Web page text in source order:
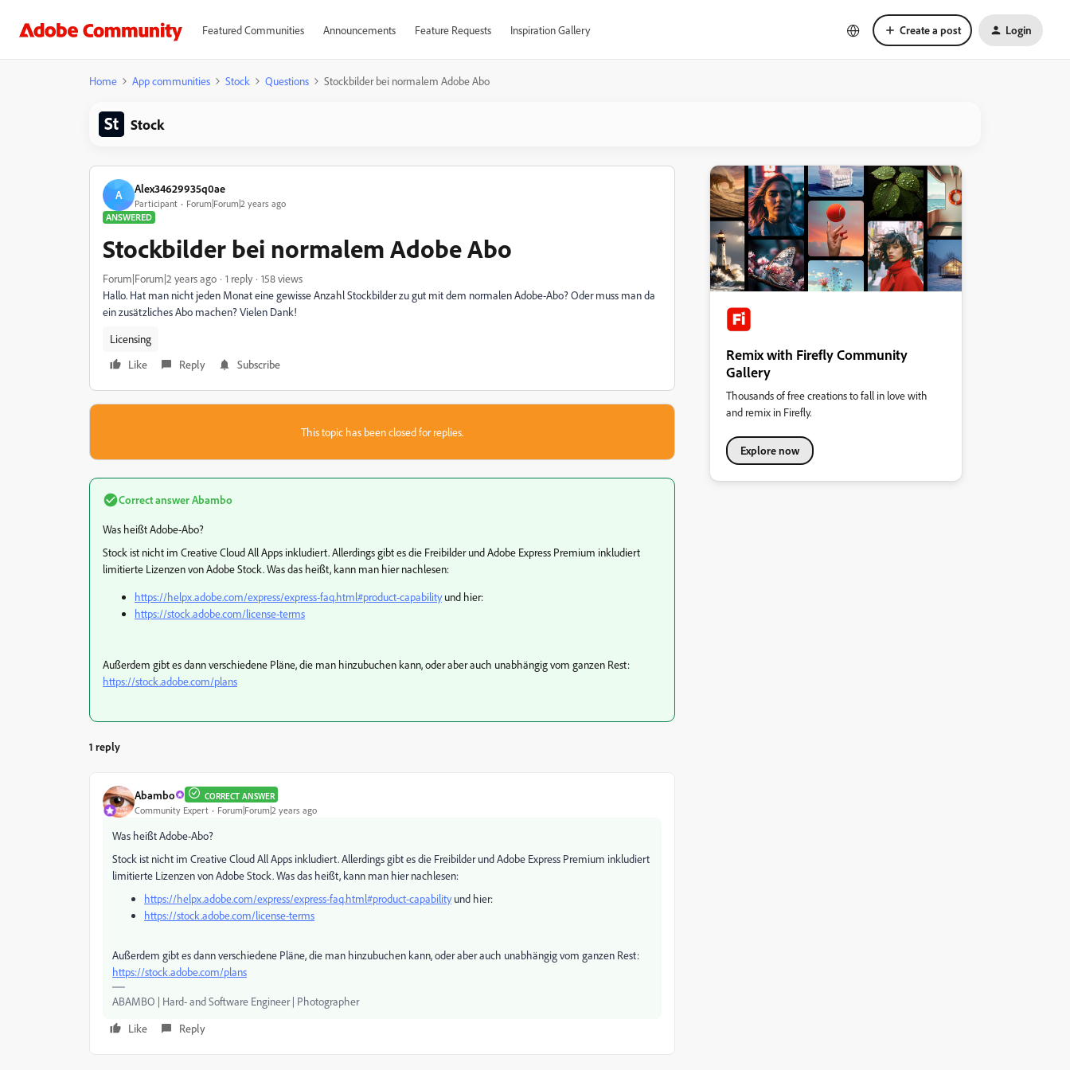
Featured Communities Announcements Feature Requests Inspiration Gallery Create a post Login
Home App communities Stock Questions Stockbilder bei normalem Adobe Abo
Stock
A Alex34629935q0ae
Participant
Forum|Forum|2 years ago
ANSWERED
Stockbilder bei normalem Adobe Abo
Forum|Forum|2 years ago 1 reply
158 views
Hallo. Hat man nicht jeden Monat eine gewisse Anzahl Stockbilder zu gut mit dem normalen Adobe-Abo? Oder muss man da
ein zusätzliches Abo machen? Vielen Dank!
Licensing
Like
Reply Subscribe
This topic has been closed for replies.
Correct answerAbambo
Was heißt Adobe-Abo?
Stock ist nicht im Creative Cloud All Apps inkludiert. Allerdings gibt es die Freibilder und Adobe Express Premium inkludiert
limitierte Lizenzen von Adobe Stock. Was das heißt, kann man hier nachlesen:
https://helpx.adobe.com/express/express-faq.html#product-capabilityund hier:
https://stock.adobe.com/license-terms
Außerdem gibt es dann verschiedene Pläne, die man hinzubuchen kann, oder aber auch unabhängig vom ganzen Rest:
https://stock.adobe.com/plans
1 reply
Abambo CORRECT ANSWER
Community Expert Forum|Forum|2 years ago
Was heißt Adobe-Abo?
Stock ist nicht im Creative Cloud All Apps inkludiert. Allerdings gibt es die Freibilder und Adobe Express Premium inkludiert
limitierte Lizenzen von Adobe Stock. Was das heißt, kann man hier nachlesen:
https://helpx.adobe.com/express/express-faq.html#product-capabilityund hier:
https://stock.adobe.com/license-terms
Außerdem gibt es dann verschiedene Pläne, die man hinzubuchen kann, oder aber auch unabhängig vom ganzen Rest:
https://stock.adobe.com/plans
ABAMBO | Hard- and Software Engineer | Photographer
Like
Reply
Remix with Firefly Community
Gallery
Thousands of free creations to fall in love with
and remix in Firefly.
Explore now